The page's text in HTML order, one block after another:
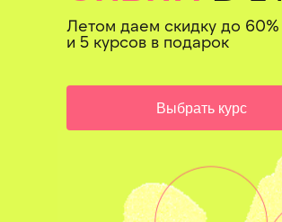
Летом даем скидку до 60%
и 5 курсов в подарок
Выбрать курс